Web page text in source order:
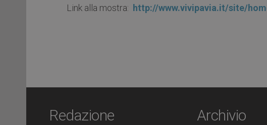
Link alla mostra: http://www.vivipavia.it/site/
Redazione Archivio